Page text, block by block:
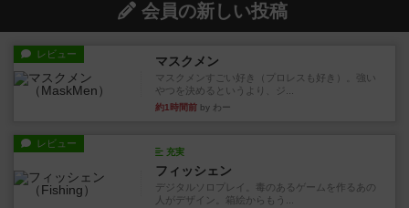
会員の新しい投稿
レビュー マスクメン
マスクメンすごい好き（プロレスも好き）。強い
やつを決めるというより、ジ...
約1時間前 by わー
レビュー
充実
フィッシェン
デジタルソロプレイ。毒のあるゲームを作るあの
人がデザイン。箱絵からもう...